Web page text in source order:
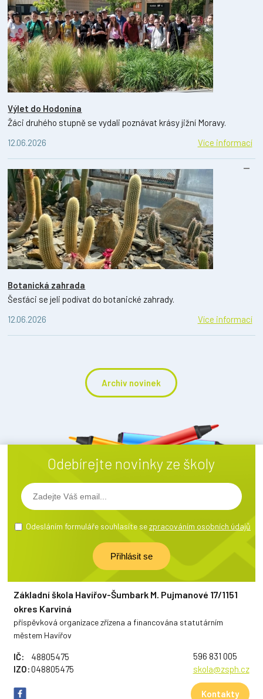
Výlet do Hodonína
Žáci druhého stupně se vydali poznávat krásy jižní Moravy.
12.06.2026
Více informací
Botanická zahrada
Šesťáci se jeli podívat do botanické zahrady.
12.06.2026
Více informací
Archiv novinek
Odebírejte novinky ze školy
Odesláním formuláře souhlasíte sezpracováním osobních údajů
Základní škola Havířov-Šumbark M. Pujmanové 17/1151
okres Karviná
příspěvková organizace zřízena a financována statutárním
městem Havířov
IČ:
48805475
IZO:048805475
596 831 005
skola@zsph.cz
Kontakty